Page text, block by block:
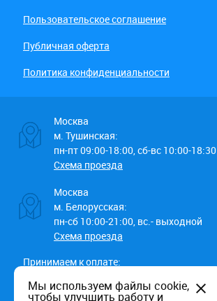
Пользовательское соглашение
Публичная оферта
Политика конфиденциальности
Москва
м. Тушинская:
пн-пт 09:00-18:00, сб-вс 10:00-18:30
Схема проезда
Москва
м. Белорусская:
пн-сб 10:00-21:00, вс.- выходной
Схема проезда
Принимаем к оплате:
Мы используем файлы cookie,
чтобы улучшить работу и